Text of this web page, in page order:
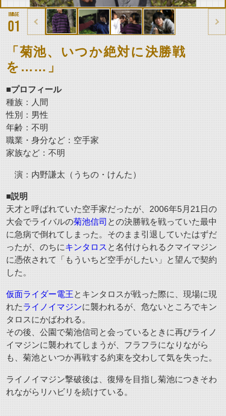
01
「菊池、いつか絶対に決勝戦
を……」
■プロフィール
種族：人間
性別：男性
年齢：不明
職業・身分など：空手家
家族など：不明
演：内野謙太（うちの・けんた）
■説明
天才と呼ばれていた空手家だったが、2006年5月21日の
大会でライバルの菊池信司 との決勝戦を戦っていた最中
に急病で倒れてしまった。そのまま引退していたはずだ
ったが、のちにキンタロス と名付けられるクマイマジン
に憑依されて「もういちど空手がしたい」と望んで契約
した。
仮面ライダー電王とキンタロスが戦った際に、現場に現
れたライノイマジンに襲われるが、危ないところでキン
タロスにかばわれる。
その後、公園で菊池信司と会っているときに再びライノ
イマジンに襲われてしまうが、フラフラになりながら
も、菊池といつか再戦する約束を交わして気を失った。
ライノイマジン撃破後は、復帰を目指し菊池につきそわ
れながらリハビリを続けている。